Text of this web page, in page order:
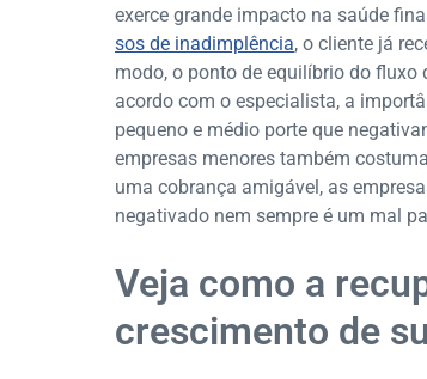
exerce grande impacto na saúde
sos de inadimplência, o cliente já
modo, o ponto de equilíbrio do
acordo com o especialista, a
pequeno e médio porte que
empresas menores também
uma cobrança amigável, as
negativado nem sempre é um mal
Veja como a
crescimento de